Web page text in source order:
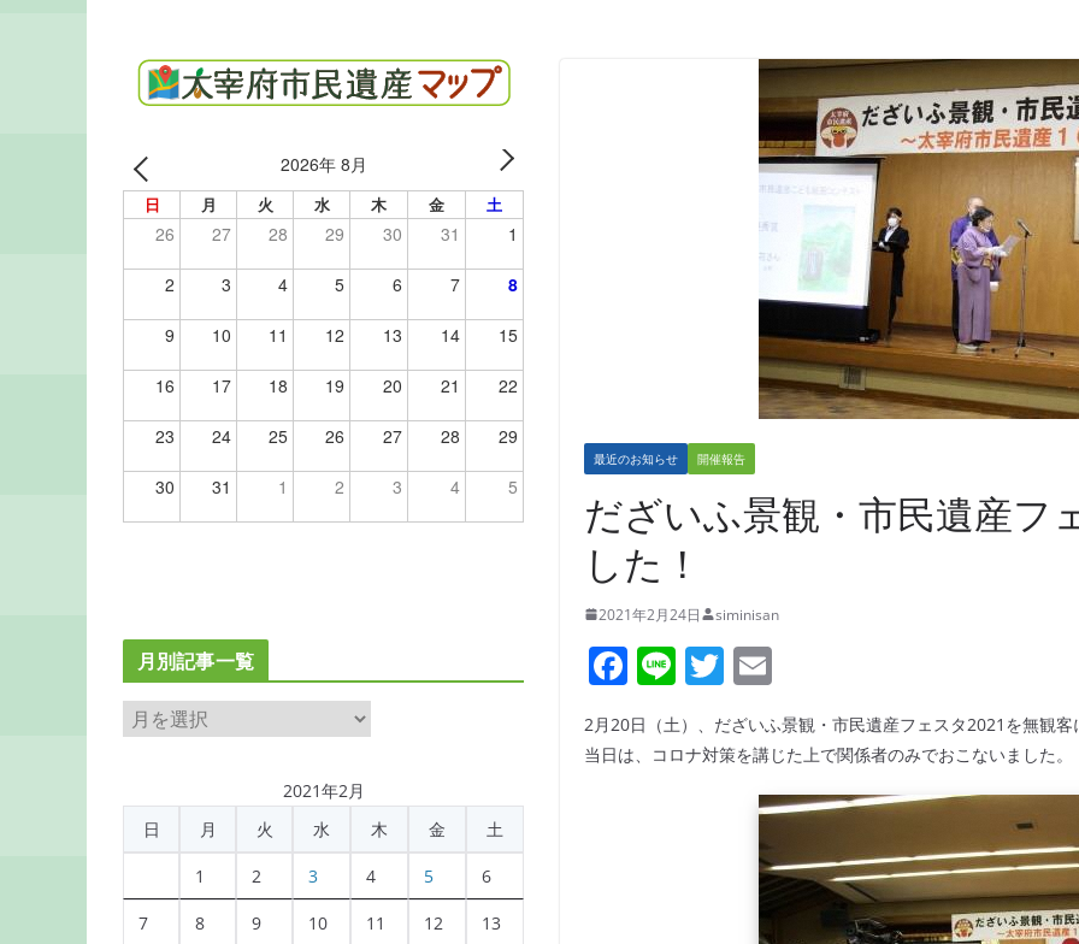
最近のお知らせ 開催報告
だざいふ景観・市民遺産フ
した！
2021年2月24日 siminisan
F
a
c
e
Li
e
T
w
itt
er
m
ai
l
2月20日（土）、だざいふ景観・市民遺産フェスタ2021を無観
当日は、コロナ対策を講じた上で関係者のみでおこないました。
2026年 8月
日 月 火 水 木 金 土
26 27 28 29 30 31 1
2 3 4 5 6 7 8
9 10 11 12 13 14 15
16 17 18 19 20 21 22
23 24 25 26 27 28 29
30 31 1 2 3 4 5
月別記事一覧
月
事
2021年2月
日
月 火 水 木 金 土
1 2 3 4 5 6
7 8 9 10 11 12 13